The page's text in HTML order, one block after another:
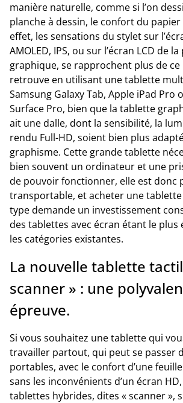
manière naturelle, comme si l’on
planche à dessin, le confort du papier
effet, les sensations du stylet sur
AMOLED, IPS, ou sur l’écran LCD de
graphique, se rapprochent plus de ce
retrouve en utilisant une tablette
Samsung Galaxy Tab, Apple iPad Pro
Surface Pro, bien que la tablette
ait une dalle, dont la sensibilité, la
rendu Full-HD, soient bien plus
graphisme. Cette grande tablette
bien souvent un ordinateur et une
de pouvoir fonctionner, elle est donc
transportable, et acheter une
type demande un investissement
des tablettes avec écran étant le plus
les catégories existantes.
La nouvelle tablette
scanner » : une
épreuve.
Si vous souhaitez une tablette qui
travailler partout, qui peut se passer
portables, avec le confort d’une
sans les inconvénients d’un écran
tablettes hybrides, dites « scanner »,